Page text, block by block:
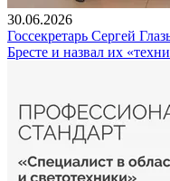
30.06.2026
Госсекретарь Сергей
Бресте и назвал их